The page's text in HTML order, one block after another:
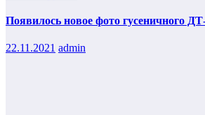
Появилось новое фото гусеничного
22.11.2021 admin